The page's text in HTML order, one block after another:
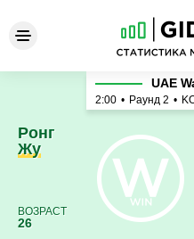
Ронг Жу -
Ронг
Жу
ВОЗРАСТ
26
UAE
2:00 • Раунд 2 •